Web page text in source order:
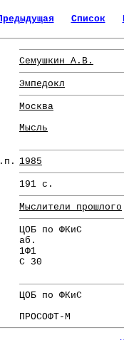
Список
Семушкин А.В.
Эмпедокл
Москва
Мысль
1985
191 с.
Мыслители прошлого
ЦОБ по ФКиС
аб.
1Ф1
С 30
ЦОБ по ФКиС
ПРОСОФТ-М